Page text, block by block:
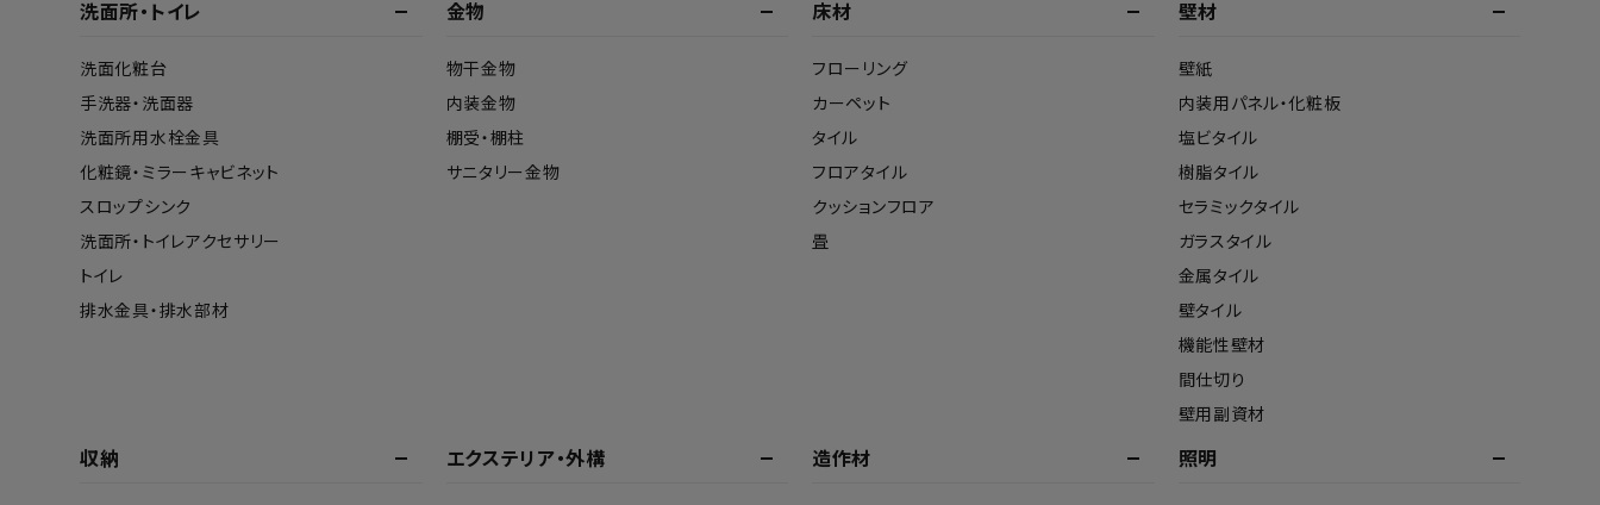
洗面所・トイレ
洗面化粧台
手洗器・洗面器
洗面所用水栓金具
化粧鏡・ミラーキャビネット
スロップシンク
洗面所・トイレアクセサリー
トイレ
排水金具・排水部材
金物
物干金物
内装金物
棚受・棚柱
サニタリー金物
床材
フローリング
カーペット
タイル
フロアタイル
クッションフロア
畳
壁材
壁紙
内装用パネル・化粧板
塩ビタイル
樹脂タイル
セラミックタイル
ガラスタイル
金属タイル
壁タイル
機能性壁材
間仕切り
壁用副資材
収納 エクステリア・外構 造作材 照明